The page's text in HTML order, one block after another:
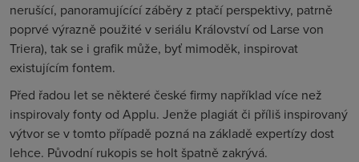
nerušící, panoramujícící záběry z ptačí perspektivy, patrně
poprvé výrazně použité v seriálu Království od Larse von
Triera), tak se i grafik může, byť mimoděk, inspirovat
existujícím fontem.
Před řadou let se některé české firmy například více než
inspirovaly fonty od Applu. Jenže plagiát či příliš inspirovaný
výtvor se v tomto případě pozná na základě expertízy dost
lehce. Původní rukopis se holt špatně zakrývá.